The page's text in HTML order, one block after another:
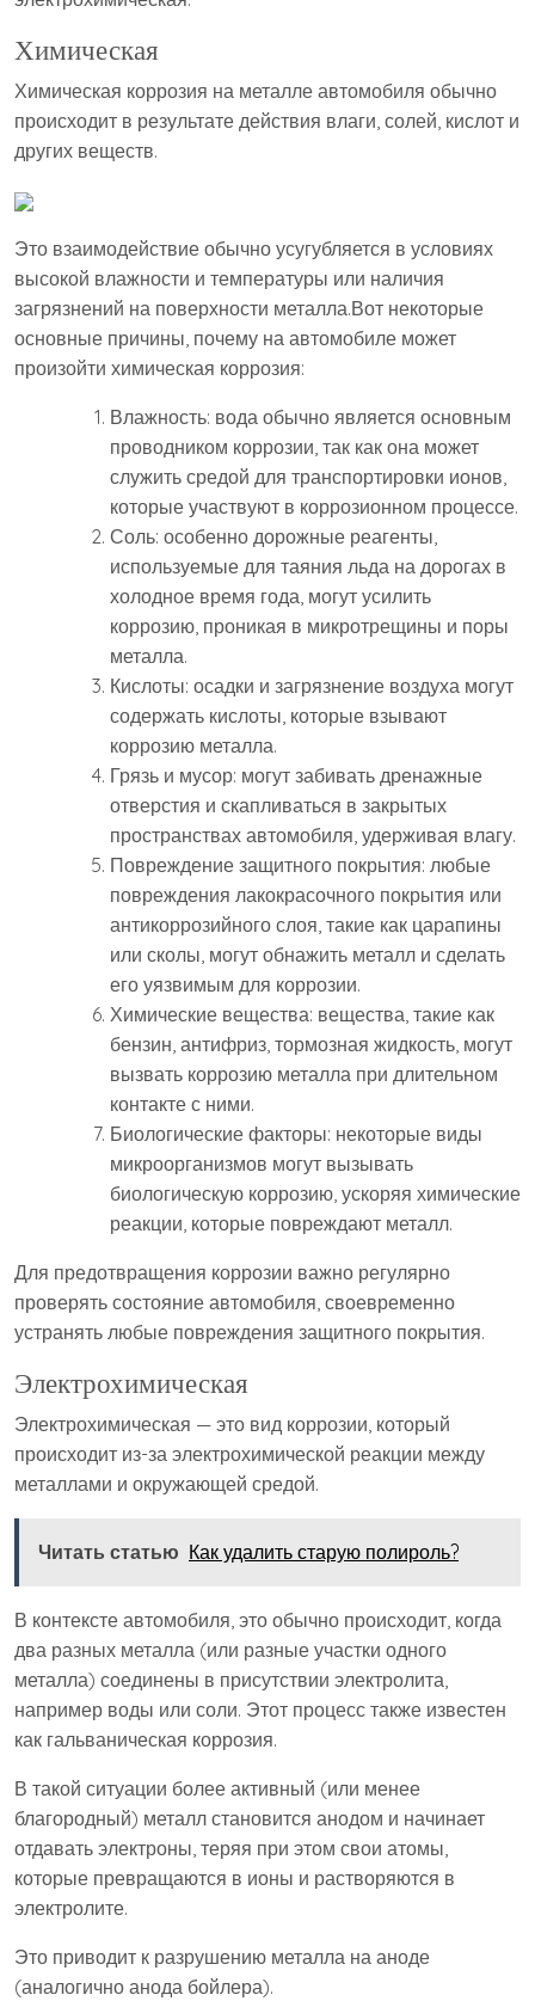
Химическая
Химическая коррозия на металле автомобиля обычно
происходит в результате действия влаги, солей, кислот и
других веществ.
Это взаимодействие обычно усугубляется в условиях
высокой влажности и температуры или наличия
загрязнений на поверхности металла.Вот некоторые
основные причины, почему на автомобиле может
произойти химическая коррозия:
Влажность: вода обычно является основным
проводником коррозии, так как она может
служить средой для транспортировки ионов,
которые участвуют в коррозионном процессе.
Соль: особенно дорожные реагенты,
используемые для таяния льда на дорогах в
холодное время года, могут усилить
коррозию, проникая в микротрещины и поры
металла.
Кислоты: осадки и загрязнение воздуха могут
содержать кислоты, которые взывают
коррозию металла.
Грязь и мусор: могут забивать дренажные
отверстия и скапливаться в закрытых
пространствах автомобиля, удерживая влагу.
Повреждение защитного покрытия: любые
повреждения лакокрасочного покрытия или
антикоррозийного слоя, такие как царапины
или сколы, могут обнажить металл и сделать
его уязвимым для коррозии.
Химические вещества: вещества, такие как
бензин, антифриз, тормозная жидкость, могут
вызвать коррозию металла при длительном
контакте с ними.
Биологические факторы: некоторые виды
микроорганизмов могут вызывать
биологическую коррозию, ускоряя химические
реакции, которые повреждают металл.
Для предотвращения коррозии важно регулярно
проверять состояние автомобиля, своевременно
устранять любые повреждения защитного покрытия.
Электрохимическая
Электрохимическая — это вид коррозии, который
происходит из-за электрохимической реакции между
металлами и окружающей средой.
Читать статью Как удалить старую полироль?
В контексте автомобиля, это обычно происходит, когда
два разных металла (или разные участки одного
металла) соединены в присутствии электролита,
например воды или соли. Этот процесс также известен
как гальваническая коррозия.
В такой ситуации более активный (или менее
благородный) металл становится анодом и начинает
отдавать электроны, теряя при этом свои атомы,
которые превращаются в ионы и растворяются в
электролите.
Это приводит к разрушению металла на аноде
(аналогично анода бойлера).